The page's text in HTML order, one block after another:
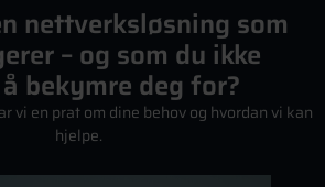
nettverksløsning som
– og som du ikke
bekymre deg for?
vi en prat om dine behov og hvordan vi kan
hjelpe.